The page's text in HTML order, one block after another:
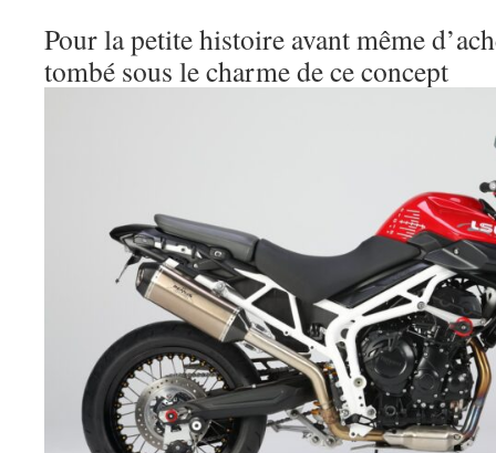
Pour la petite histoire avant même
tombé sous le charme de ce concept